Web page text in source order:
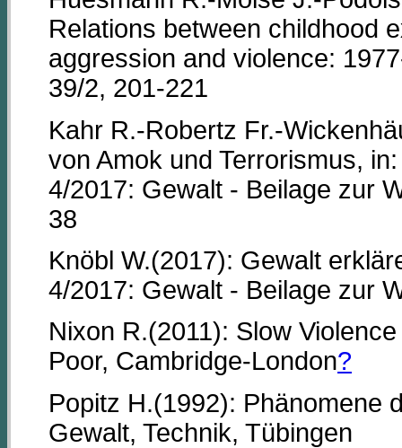
Relations between childhood
aggression and violence:
39/2, 201-221
Kahr R.-Robertz Fr.-
von Amok und Terrorismus,
4/2017: Gewalt - Beilage zur
38
Knöbl W.(2017): Gewalt
4/2017: Gewalt - Beilage zur
Nixon R.(2011): Slow
Poor, Cambridge-London?
Popitz H.(1992): Phänomene
Gewalt, Technik, Tübingen